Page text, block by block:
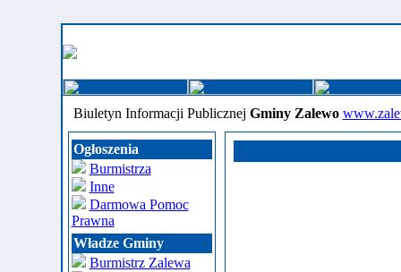
Biuletyn Informacji Publicznej Gminy Zalewo
Ogłoszenia
Burmistrza
Inne
Darmowa Pomoc
Prawna
Władze Gminy
Burmistrz Zalewa